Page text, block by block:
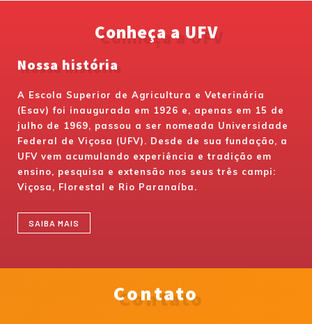
Conheça a UFV
Nossa história
A Escola Superior de Agricultura e Veterinária
(Esav) foi inaugurada em 1926 e, apenas em 15 de
julho de 1969, passou a ser nomeada Universidade
Federal de Viçosa (UFV). Desde de sua fundação, a
UFV vem acumulando experiência e tradição em
ensino, pesquisa e extensão nos seus três campi:
Viçosa, Florestal e Rio Paranaíba.
SAIBA MAIS
Contato